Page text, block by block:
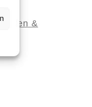
Essen &